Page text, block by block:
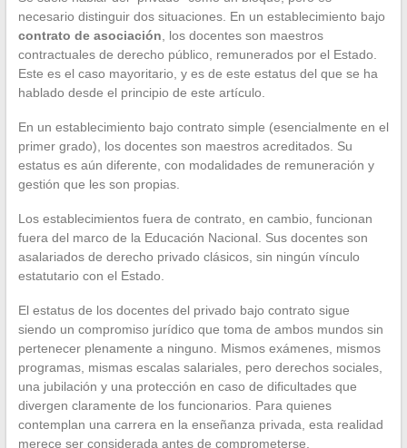
necesario distinguir dos situaciones. En un establecimiento bajo
contrato de asociación, los docentes son maestros
contractuales de derecho público, remunerados por el Estado.
Este es el caso mayoritario, y es de este estatus del que se ha
hablado desde el principio de este artículo.
En un establecimiento bajo contrato simple (esencialmente en el
primer grado), los docentes son maestros acreditados. Su
estatus es aún diferente, con modalidades de remuneración y
gestión que les son propias.
Los establecimientos fuera de contrato, en cambio, funcionan
fuera del marco de la Educación Nacional. Sus docentes son
asalariados de derecho privado clásicos, sin ningún vínculo
estatutario con el Estado.
El estatus de los docentes del privado bajo contrato sigue
siendo un compromiso jurídico que toma de ambos mundos sin
pertenecer plenamente a ninguno. Mismos exámenes, mismos
programas, mismas escalas salariales, pero derechos sociales,
una jubilación y una protección en caso de dificultades que
divergen claramente de los funcionarios. Para quienes
contemplan una carrera en la enseñanza privada, esta realidad
merece ser considerada antes de comprometerse.